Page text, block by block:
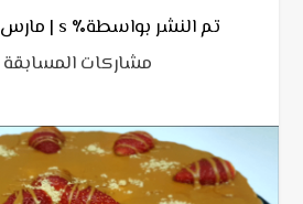
تم النشر بواسطة٪ s | مارس 19, 2018
مشاركات المسابقة